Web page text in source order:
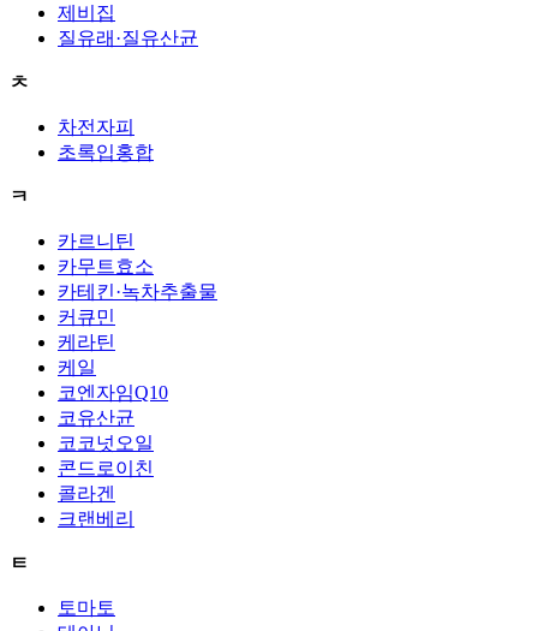
제비집
질유래·질유산균
ㅊ
차전자피
초록입홍합
ㅋ
카르니틴
카무트효소
카테킨·녹차추출물
커큐민
케라틴
케일
코엔자임Q10
코유산균
코코넛오일
콘드로이친
콜라겐
크랜베리
ㅌ
토마토